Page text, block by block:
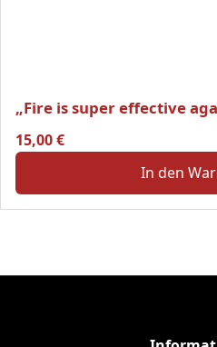
„Fire is super effective
15,00€
In den